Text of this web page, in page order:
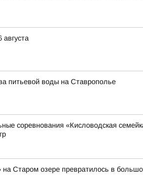
питьевой воды на Ставрополье
соревнования «Кисловодская
Старом озере превратилось в